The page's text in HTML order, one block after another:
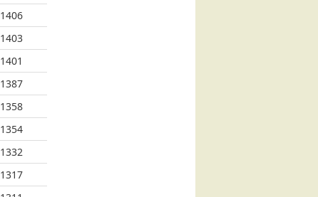
1406
1403
1401
1387
1358
1354
1332
1317